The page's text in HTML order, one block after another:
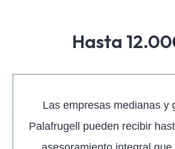
Hasta
Las empresas medianas y
Palafrugell pueden recibir